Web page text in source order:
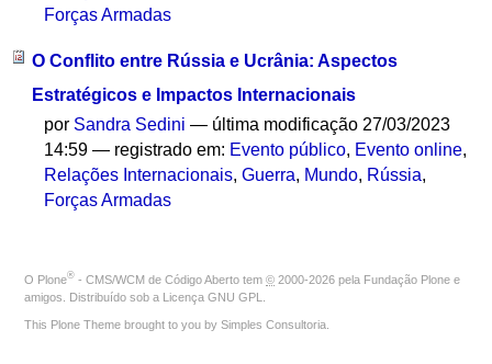
Forças Armadas
O Conflito entre Rússia e Ucrânia: Aspectos
Estratégicos e Impactos Internacionais
por Sandra Sedini — última modificação 27/03/2023
14:59— registrado em: Evento público, Evento online,
Relações Internacionais,Guerra, Mundo, Rússia,
Forças Armadas
O Plone® - CMS/WCM de Código Aberto tem © 2000-2026 pela Fundação Plone e
amigos. Distribuído sob a Licença GNU GPL
This Plone Theme brought to you by Simples Consultoria